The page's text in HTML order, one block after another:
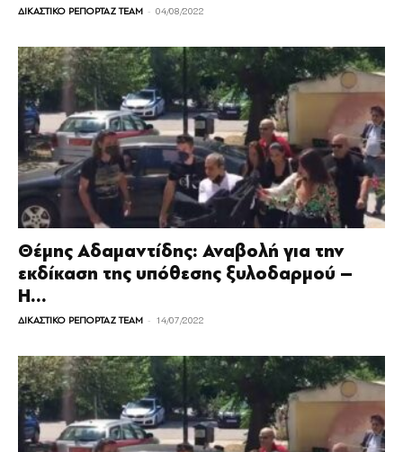
ΔΙΚΑΣΤΙΚΟ ΡΕΠΟΡΤΑΖ TEAM - 04/08/2022
Θέμης Αδαμαντίδης: Αναβολή για την
εκδίκαση της υπόθεσης ξυλοδαρμού –
Η...
ΔΙΚΑΣΤΙΚΟ ΡΕΠΟΡΤΑΖ TEAM - 14/07/2022